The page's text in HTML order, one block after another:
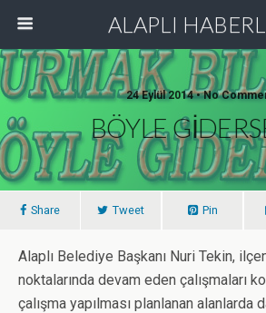
ALAPLI
24 Eylül 2014 • No
BÖYLE
Share Tweet Pin
Alaplı Belediye Başkanı Nuri Tekin,
noktalarında devam eden çalışmaları
çalışma yapılması planlanan alanlarda